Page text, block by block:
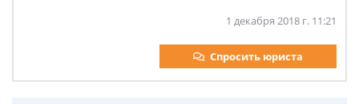
1 декабря 2018 г. 11:21
Спросить юриста